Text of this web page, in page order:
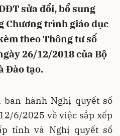
sửa đổi, bổ sung
Chương trình giáo dục
theo Thông tư số
26/12/2018 của Bộ
Đào tạo.
ban hành Nghị quyết số
6/2025 về việc sắp xếp
tỉnh và Nghị quyết số